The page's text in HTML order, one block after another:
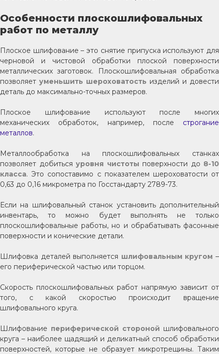
Особенности плоскошлифовальных
работ по металлу
Плоское шлифование – это снятие припуска используют для
черновой и чистовой обработки плоской поверхности
металлических заготовок. Плоскошлифовальная обработка
позволяет уменьшить шероховатость изделий и довести
деталь до максимально-точных размеров.
Плоское шлифование используют после многих
механических обработок, например, после строгание
металлов.
Металлообработка на плоскошлифовальных станках
позволяет добиться уровня чистоты поверхности до 8-10
класса. Это сопоставимо с показателем шероховатости от
0,63 до 0,16 микрометра по Госстандарту 2789-73.
Если на шлифовальный станок установить дополнительный
инвентарь, то можно будет выполнять не только
плоскошлифовальные работы, но и обрабатывать фасонные
поверхности и конические детали.
Шлифовка деталей выполняется шлифовальным кругом–
его периферической частью или торцом.
Скорость плоскошлифовальных работ напрямую зависит от
того, с какой скоростью происходит вращение
шлифовального круга.
Шлифование периферической стороной шлифовального
круга – наиболее щадящий и деликатный способ обработки
поверхностей, которые не образует микротрещины. Таким